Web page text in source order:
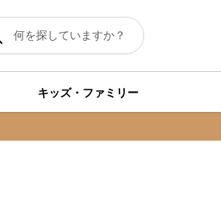
キッズ・ファミリー